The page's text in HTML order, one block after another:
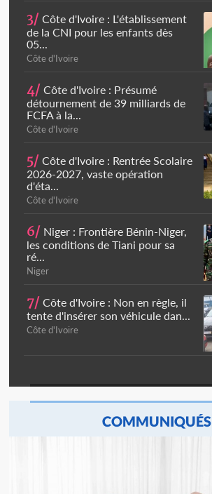
3/ Côte d'Ivoire : L'établissement
de la CNI pour les enfants dès
05...
Côte d'Ivoire
4/ Côte d'Ivoire : Présumé
détournement de 39 milliards de
FCFA à la...
Côte d'Ivoire
5/ Côte d'Ivoire : Rentrée Scolaire
2026-2027, vaste opération
d'éta...
Côte d'Ivoire
6/ Niger : Frontière Bénin-Niger,
les conditions de Tiani pour sa
ré...
Niger
7/ Côte d'Ivoire : Non en règle, il
tente d'insérer son véhicule dan...
Côte d'Ivoire
COMMUNIQUÉS